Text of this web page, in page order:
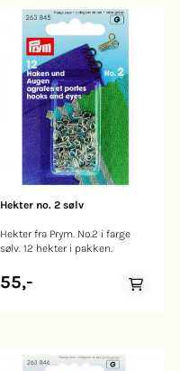
Hekter no. 2 sølv
Hekter fra Prym. No.2 i farge
sølv. 12 hekter i pakken.
55,-